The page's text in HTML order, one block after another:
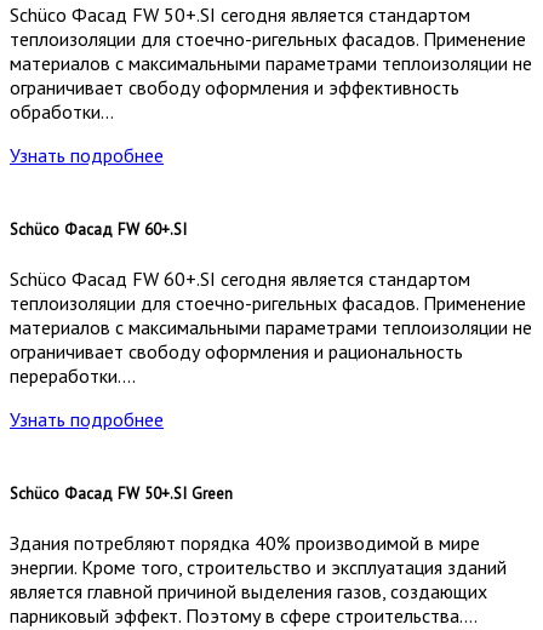
Schüco Фасад FW 50+.SI сегодня является стандартом
теплоизоляции для стоечно-ригельных фасадов. Применение
материалов с максимальными параметрами теплоизоляции не
ограничивает свободу оформления и эффективность
обработки…
Узнать подробнее
Schüco Фасад FW 60+.SI
Schüco Фасад FW 60+.SI сегодня является стандартом
теплоизоляции для стоечно-ригельных фасадов. Применение
материалов с максимальными параметрами теплоизоляции не
ограничивает свободу оформления и рациональность
переработки….
Узнать подробнее
Schüco Фасад FW 50+.SI Green
Здания потребляют порядка 40% производимой в мире
энергии. Кроме того, строительство и эксплуатация зданий
является главной причиной выделения газов, создающих
парниковый эффект. Поэтому в сфере строительства….